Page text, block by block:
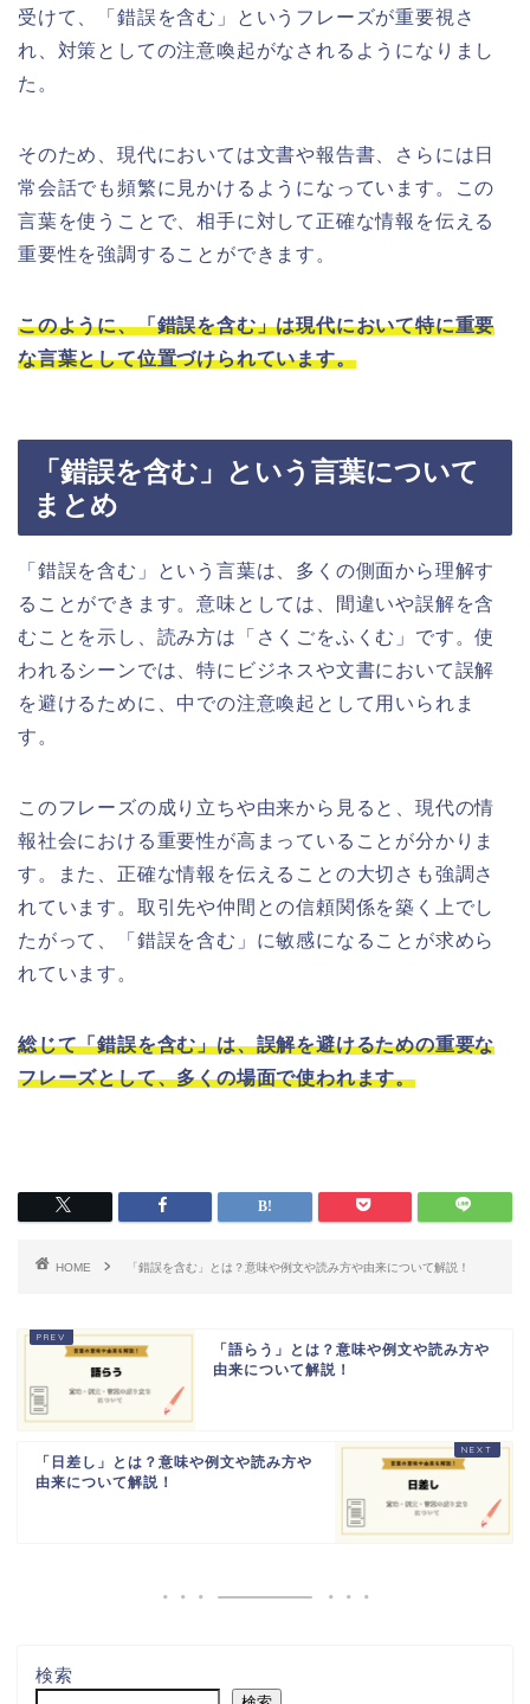
受けて、「錯誤を含む」というフレーズが重要視さ
れ、対策としての注意喚起がなされるようになりまし
た。
そのため、現代においては文書や報告書、さらには日
常会話でも頻繁に見かけるようになっています。この
言葉を使うことで、相手に対して正確な情報を伝える
重要性を強調することができます。
このように、「錯誤を含む」は現代において特に重要
な言葉として位置づけられています。
「錯誤を含む」という言葉について
まとめ
「錯誤を含む」という言葉は、多くの側面から理解す
ることができます。意味としては、間違いや誤解を含
むことを示し、読み方は「さくごをふくむ」です。使
われるシーンでは、特にビジネスや文書において誤解
を避けるために、中での注意喚起として用いられま
す。
このフレーズの成り立ちや由来から見ると、現代の情
報社会における重要性が高まっていることが分かりま
す。また、正確な情報を伝えることの大切さも強調さ
れています。取引先や仲間との信頼関係を築く上でし
たがって、「錯誤を含む」に敏感になることが求めら
れています。
総じて「錯誤を含む」は、誤解を避けるための重要な
フレーズとして、多くの場面で使われます。
HOME 「錯誤を含む」とは？意味や例文や読み方や由来について解説！
「語らう」とは？意味や例文や読み方や
由来について解説！
「日差し」とは？意味や例文や読み方や
由来について解説！
検索